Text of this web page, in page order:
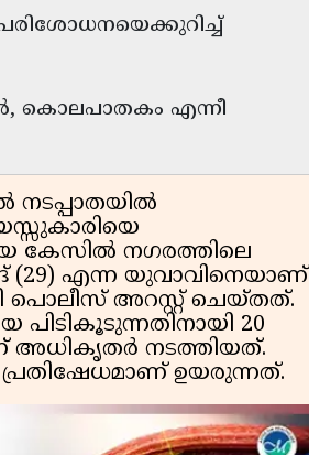
കൊലപാതകം എന്നീ
കേസിൽ നഗരത്തിലെ
(29) എന്ന യുവാവിനെയാണ്
പൊലീസ് അറസ്റ്റ് ചെയ്തത്.
പിടികൂടുന്നതിനായി 20
അധികൃതർ നടത്തിയത്.
ഉയരുന്നത്.